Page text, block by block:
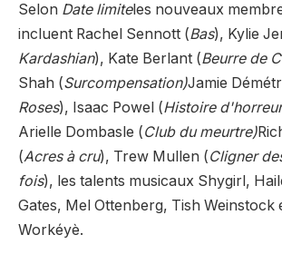
Selon Date limiteles nouveaux
incluent Rachel Sennott (Bas), Kylie
Kardashian), Kate Berlant (Beurre de
Shah (Surcompensation)Jamie
Roses), Isaac Powel (Histoire
Arielle Dombasle (Club du meurtre)
(Acres à cru), Trew Mullen (Cligner
fois), les talents musicaux Shygirl,
Gates, Mel Ottenberg, Tish Weinstock
Workéyè.